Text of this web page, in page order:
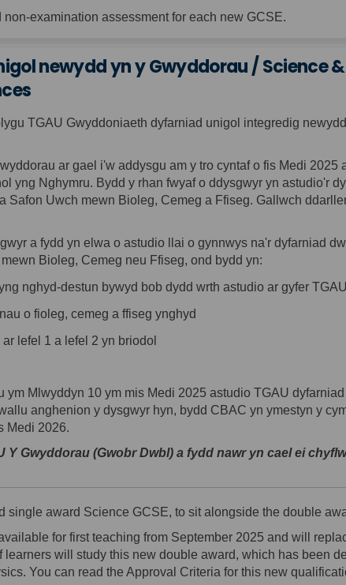
examination assessment for each new GCSE.
newydd yn y Gwyddorau / Science &
TGAU Gwyddoniaeth dyfarniad unigol integredig
ar gael i'w addysgu am y tro cyntaf o fis Medi 2025
yng Nghymru. Bydd y rhan fwyaf o ddysgwyr yn astudio'r
Safon Uwch mewn Bioleg, Cemeg a Ffiseg. Gallwch
a fydd yn elwa o astudio llai o gynnwys na'r dyfarniad
Bioleg, Cemeg neu Ffiseg, ond bydd yn:
nghyd-destun bywyd bob dydd wrth astudio ar gyfer
o fioleg, cemeg a ffiseg ynghyd
lefel 1 a lefel 2 yn briodol
Mlwyddyn 10 ym mis Medi 2025 astudio TGAU dyfarniad
anghenion y dysgwyr hyn, bydd CBAC yn ymestyn y
Medi 2026.
Gwyddorau (Gwobr Dwbl) a fydd nawr yn cael ei
single award Science GCSE, to sit alongside the double
for first teaching from September 2025 and will
learners will study this new double award, which has been
You can read the Approval Criteria for this new